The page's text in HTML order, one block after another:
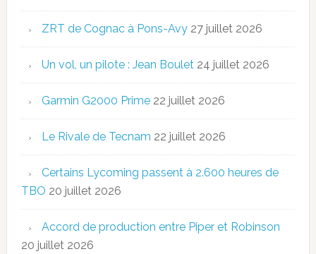
ZRT de Cognac à Pons-Avy 27 juillet 2026
Un vol, un pilote : Jean Boulet 24 juillet 2026
Garmin G2000 Prime 22 juillet 2026
Le Rivale de Tecnam 22 juillet 2026
Certains Lycoming passent à 2.600 heures de
TBO 20 juillet 2026
Accord de production entre Piper et Robinson
20 juillet 2026